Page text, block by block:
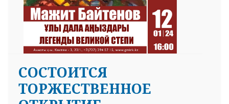
СОСТОИТСЯ
ТОРЖЕСТВЕННОЕ